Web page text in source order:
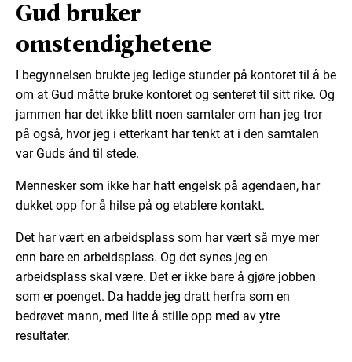
Gud bruker
omstendighetene
I begynnelsen brukte jeg ledige stunder på kontoret til å be
om at Gud måtte bruke kontoret og senteret til sitt rike. Og
jammen har det ikke blitt noen samtaler om han jeg tror
på også, hvor jeg i etterkant har tenkt at i den samtalen
var Guds ånd til stede.
Mennesker som ikke har hatt engelsk på agendaen, har
dukket opp for å hilse på og etablere kontakt.
Det har vært en arbeidsplass som har vært så mye mer
enn bare en arbeidsplass. Og det synes jeg en
arbeidsplass skal være. Det er ikke bare å gjøre jobben
som er poenget. Da hadde jeg dratt herfra som en
bedrøvet mann, med lite å stille opp med av ytre
resultater.